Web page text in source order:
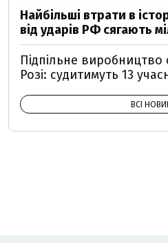
Найбільші втрати в
від ударів РФ сягають
Підпільне
Розі: судитимуть 13
ВСІ